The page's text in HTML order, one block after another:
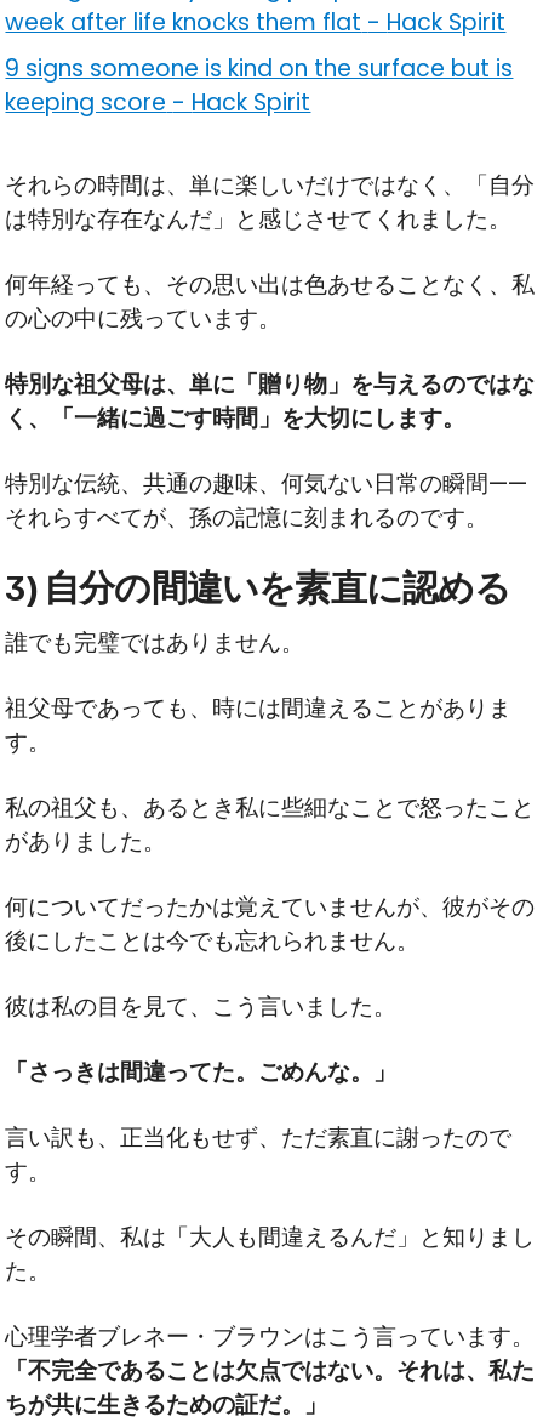
week after life knocks them flat-Hack Spirit
9 signs someone is kind on the surface but is
keeping score - Hack Spirit
それらの時間は、単に楽しいだけではなく、「自分
は特別な存在なんだ」と感じさせてくれました。
何年経っても、その思い出は色あせることなく、私
の心の中に残っています。
特別な祖父母は、単に「贈り物」を与えるのではな
く、「一緒に過ごす時間」を大切にします。
特別な伝統、共通の趣味、何気ない日常の瞬間——
それらすべてが、孫の記憶に刻まれるのです。
3) 自分の間違いを素直に認める
誰でも完璧ではありません。
祖父母であっても、時には間違えることがありま
す。
私の祖父も、あるとき私に些細なことで怒ったこと
がありました。
何についてだったかは覚えていませんが、彼がその
後にしたことは今でも忘れられません。
彼は私の目を見て、こう言いました。
「さっきは間違ってた。ごめんな。」
言い訳も、正当化もせず、ただ素直に謝ったので
す。
その瞬間、私は「大人も間違えるんだ」と知りまし
た。
心理学者ブレネー・ブラウンはこう言っています。
「不完全であることは欠点ではない。それは、私た
ちが共に生きるための証だ。」